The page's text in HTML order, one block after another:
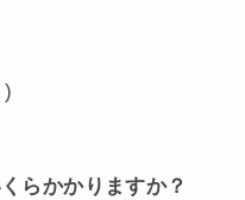
)
らかかりますか？